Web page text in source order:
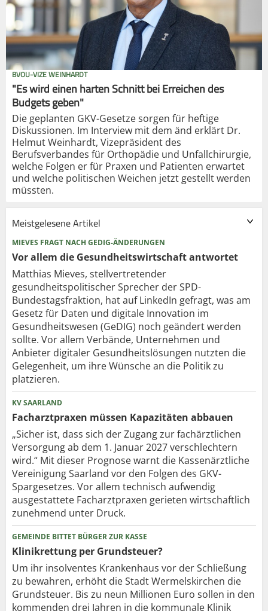
BVOU-VIZE WEINHARDT
"Es wird einen harten Schnitt bei Erreichen des
Budgets geben"
Die geplanten GKV-Gesetze sorgen für heftige
Diskussionen. Im Interview mit dem änd erklärt Dr.
Helmut Weinhardt, Vizepräsident des
Berufsverbandes für Orthopädie und Unfallchirurgie,
welche Folgen er für Praxen und Patienten erwartet
und welche politischen Weichen jetzt gestellt werden
müssten.
Meistgelesene Artikel
MIEVES FRAGT NACH GEDIG-ÄNDERUNGEN
Vor allem die Gesundheits­wirtschaft antwortet
Matthias Mieves, stellvertretender
gesundheitspolitischer Sprecher der SPD-
Bundestagsfraktion, hat auf LinkedIn gefragt, was am
Gesetz für Daten und digitale Innovation im
Gesundheitswesen (GeDIG) noch geändert werden
sollte. Vor allem Verbände, Unternehmen und
Anbieter digitaler Gesundheitslösungen nutzten die
Gelegenheit, um ihre Wünsche an die Politik zu
platzieren.
KV SAARLAND
Facharztpraxen müssen Kapazitäten abbauen
„Sicher ist, dass sich der Zugang zur fachärztlichen
Versorgung ab dem 1. Januar 2027 verschlechtern
wird.“ Mit dieser Prognose warnt die Kassenärztliche
Vereinigung Saarland vor den Folgen des GKV-
Spargesetzes. Vor allem technisch aufwendig
ausgestattete Facharztpraxen gerieten wirtschaftlich
zunehmend unter Druck.
GEMEINDE BITTET BÜRGER ZUR KASSE
Klinikrettung per Grundsteuer?
Um ihr insolventes Krankenhaus vor der Schließung
zu bewahren, erhöht die Stadt Wermelskirchen die
Grundsteuer. Bis zu neun Millionen Euro sollen in den
kommenden drei Jahren in die kommunale Klinik